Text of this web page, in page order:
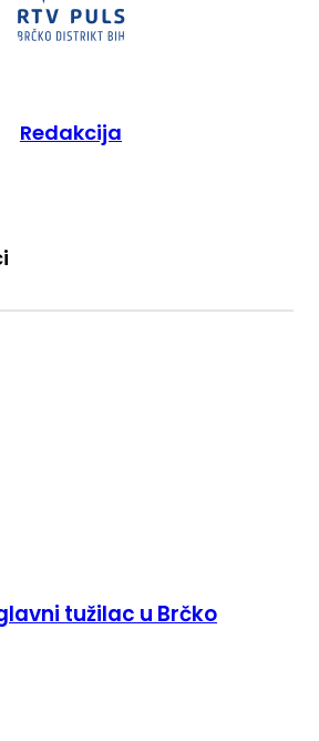
Redakcija
tužilac u Brčko